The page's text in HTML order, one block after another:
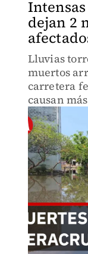
dejan 2
Lluvias
muertos
carretera
causan